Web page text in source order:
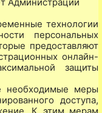
Администрации
технологии
персональных
предоставляют
онлайн-
защиты
необходимые меры
доступа,